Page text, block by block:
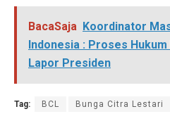
BacaSaja Koordinator
Indonesia : Proses
Lapor Presiden
Tag: BCL Bunga Citra Lestari